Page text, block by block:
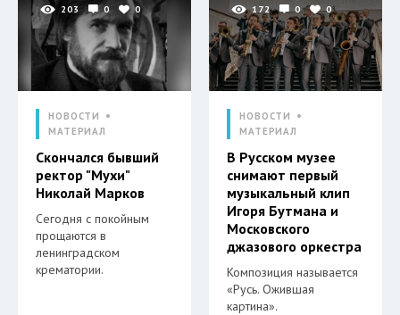
203 0 0
НОВОСТИ
МАТЕРИАЛ
Скончался бывший
ректор "Мухи"
Николай Марков
Сегодня с покойным
прощаются в
ленинградском
крематории.
172 0 0
НОВОСТИ
МАТЕРИАЛ
В Русском музее
снимают первый
музыкальный клип
Игоря Бутмана и
Московского
джазового оркестра
Композиция называется
«Русь. Ожившая
картина».